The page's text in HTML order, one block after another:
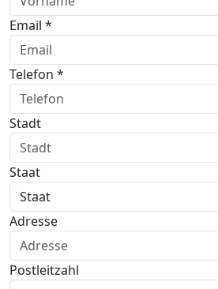
Email *
Telefon *
Stadt
Staat
Adresse
Postleitzahl